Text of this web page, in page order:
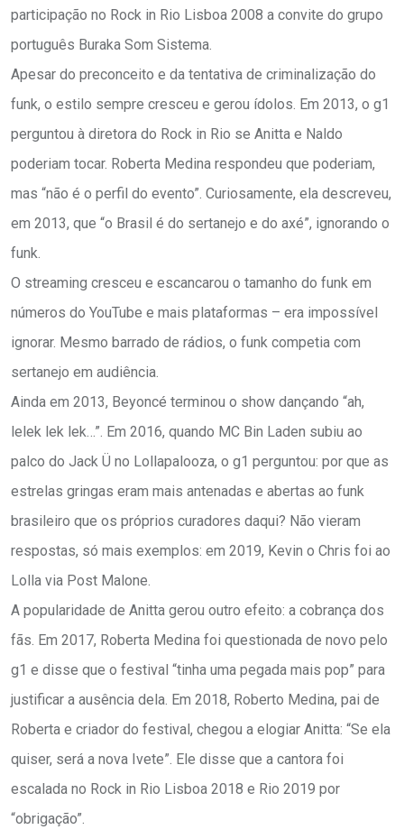
participação no Rock in Rio Lisboa 2008 a convite do grupo
português Buraka Som Sistema.
Apesar do preconceito e da tentativa de criminalização do
funk, o estilo sempre cresceu e gerou ídolos. Em 2013, o g1
perguntou à diretora do Rock in Rio se Anitta e Naldo
poderiam tocar. Roberta Medina respondeu que poderiam,
mas “não é o perfil do evento”. Curiosamente, ela descreveu,
em 2013, que “o Brasil é do sertanejo e do axé”, ignorando o
funk.
O streaming cresceu e escancarou o tamanho do funk em
números do YouTube e mais plataformas – era impossível
ignorar. Mesmo barrado de rádios, o funk competia com
sertanejo em audiência.
Ainda em 2013, Beyoncé terminou o show dançando “ah,
lelek lek lek…”. Em 2016, quando MC Bin Laden subiu ao
palco do Jack Ü no Lollapalooza, o g1 perguntou: por que as
estrelas gringas eram mais antenadas e abertas ao funk
brasileiro que os próprios curadores daqui? Não vieram
respostas, só mais exemplos: em 2019, Kevin o Chris foi ao
Lolla via Post Malone.
A popularidade de Anitta gerou outro efeito: a cobrança dos
fãs. Em 2017, Roberta Medina foi questionada de novo pelo
g1 e disse que o festival “tinha uma pegada mais pop” para
justificar a ausência dela. Em 2018, Roberto Medina, pai de
Roberta e criador do festival, chegou a elogiar Anitta: “Se ela
quiser, será a nova Ivete”. Ele disse que a cantora foi
escalada no Rock in Rio Lisboa 2018 e Rio 2019 por
“obrigação”.